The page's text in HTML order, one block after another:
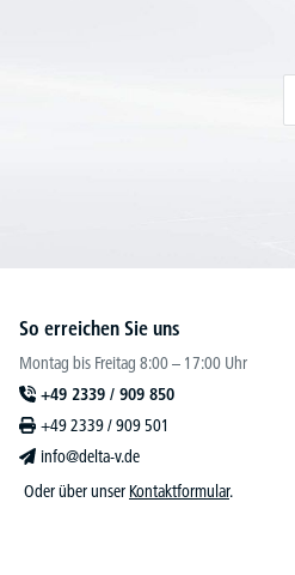
So erreichen Sie uns
Montag bis Freitag 8:00 – 17:00 Uhr
+49 2339 / 909 850
+49 2339 / 909 501
info@delta-v.de
Oder über unser Kontaktformular.